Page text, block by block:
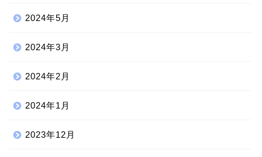
2024年5月
2024年3月
2024年2月
2024年1月
2023年12月